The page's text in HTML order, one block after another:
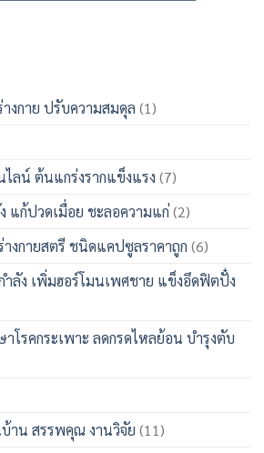
งกาย ปรับความสมดุล (1)
ลน์ ต้นแกร่งรากแข็งแรง (7)
แก้ปวดเมื่อย ชะลอความแก่(2)
างกายสตรี ชนิดแคปซูลราคาถูก (6)
ำลัง เพิ่มฮอร์โมนเพศชาย แข็งอึดฟิตปั๋ง
รคกระเพาะ ลดกรดไหลย้อน บำรุงตับ
าน สรรพคุณ งานวิจัย (11)